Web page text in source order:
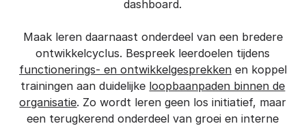
dashboard.
Maak leren daarnaast onderdeel van een bredere
ontwikkelcyclus. Bespreek leerdoelen tijdens
functionerings- en ontwikkelgesprekkenen koppel
trainingen aan duidelijke loopbaanpaden binnen de
organisatie. Zo wordt leren geen los initiatief, maar
een terugkerend onderdeel van groei en interne